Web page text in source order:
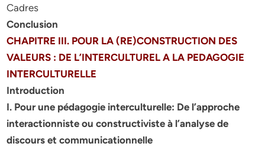
Cadres
Conclusion
CHAPITRE III. POUR LA (RE)CONSTRUCTION DES
VALEURS : DE L’INTERCULTUREL A LA PEDAGOGIE
INTERCULTURELLE
Introduction
I. Pour une pédagogie interculturelle: De l’approche
interactionniste ou constructiviste à l’analyse de
discours et communicationnelle